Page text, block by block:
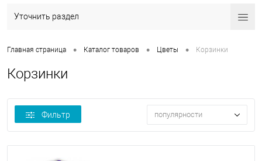
Уточнить раздел
Главная страница • Каталог товаров • Цветы • Корзинки
Корзинки
Фильтр популярности